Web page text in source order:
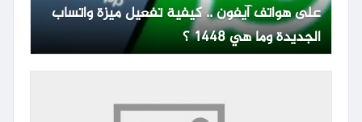
على هواتف آيفون .. كيفية تفعيل ميزة واتساب
الجديدة وما هي 1448 ؟